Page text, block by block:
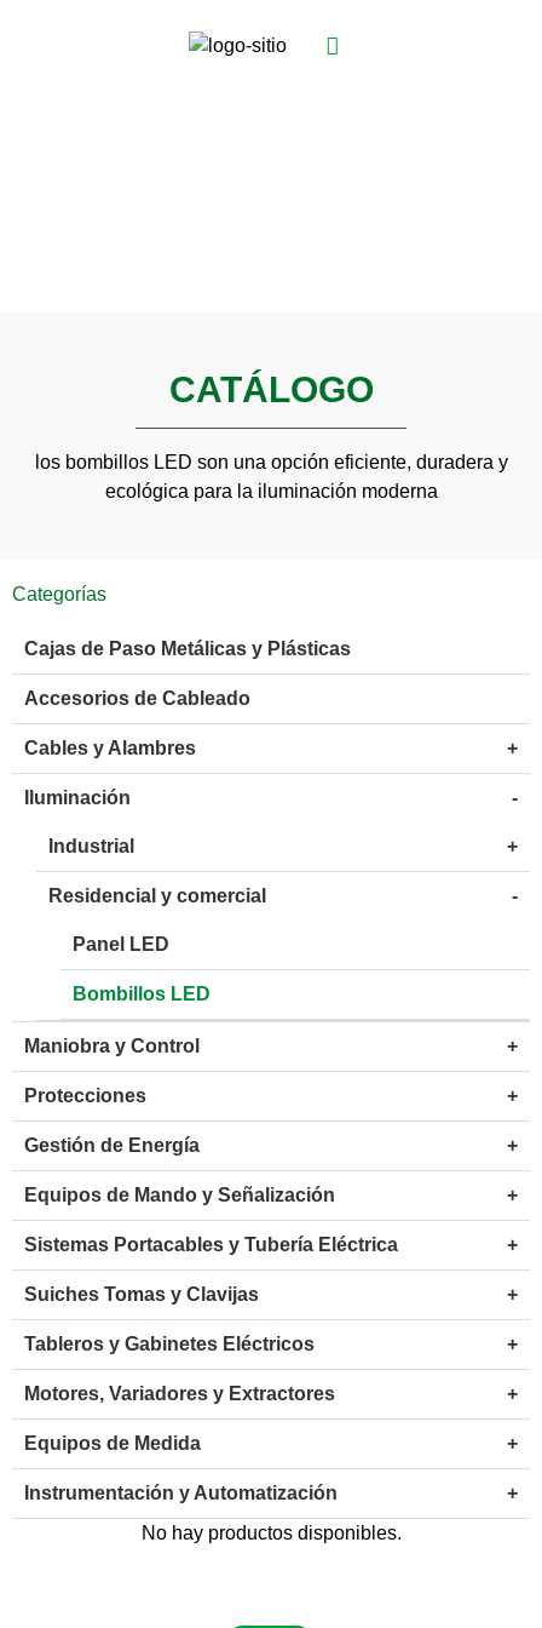
CATÁLOGO
los bombillos LED son una opción eficiente, duradera y
ecológica para la iluminación moderna
Categorías
Cajas de Paso Metálicas y Plásticas
Accesorios de Cableado
Cables y Alambres +
Iluminación -
Industrial +
Residencial y comercial -
Panel LED
Bombillos LED
Maniobra y Control +
Protecciones +
Gestión de Energía +
Equipos de Mando y Señalización +
Sistemas Portacables y Tubería Eléctrica +
Suiches Tomas y Clavijas +
Tableros y Gabinetes Eléctricos +
Motores, Variadores y Extractores +
Equipos de Medida +
Instrumentación y Automatización
+
No hay productos disponibles.